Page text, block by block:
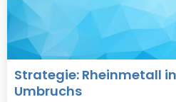
Strategie: Rheinmetall
Umbruchs